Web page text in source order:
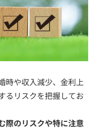
時や収入減少、金利上
るリスクを把握してお
際のリスクや特に注意